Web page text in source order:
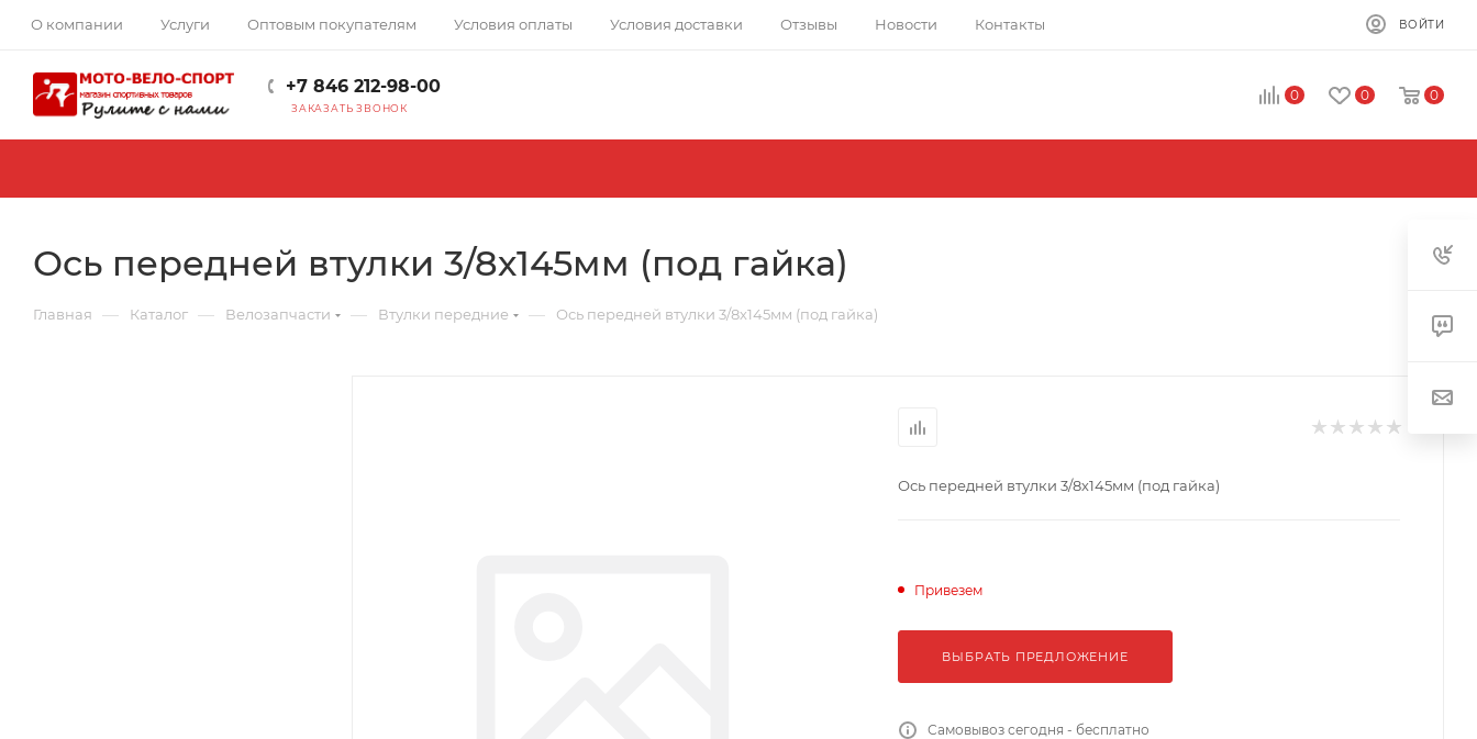
О компании Услуги Оптовым покупателям Условия оплаты Условия доставки Отзывы Новости Контакты ВОЙТИ
+7 846 212-98-00
ЗАКАЗАТЬ ЗВОНОК
0 0 0
Ось передней втулки 3/8х145мм (под гайка)
Главная — Каталог — Велозапчасти — Втулки передние — Ось передней втулки 3/8х145мм (под гайка)
Ось передней втулки 3/8х145мм (под гайка)
Привезем
ВЫБРАТЬ ПРЕДЛОЖЕНИЕ
Самовывоз сегодня - бесплатно